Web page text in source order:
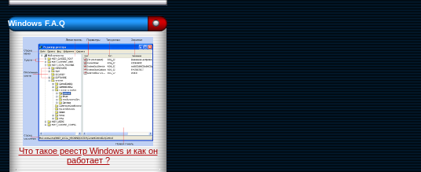
Windows F.A.Q
Что такое реестр Windows и как он
работает ?